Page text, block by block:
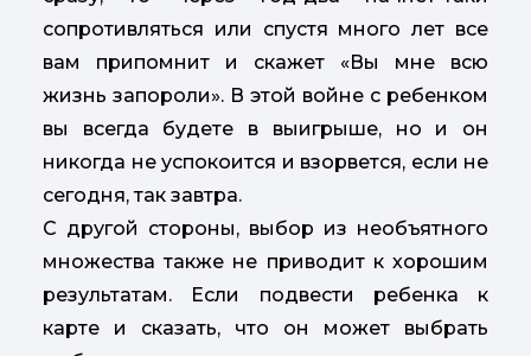
сопротивляться или спустя много лет все
вам припомнит и скажет «Вы мне всю
жизнь запороли». В этой войне с ребенком
вы всегда будете в выигрыше, но и он
никогда не успокоится и взорвется, если не
сегодня, так завтра.
С другой стороны, выбор из необъятного
множества также не приводит к хорошим
результатам. Если подвести ребенка к
карте и сказать, что он может выбрать